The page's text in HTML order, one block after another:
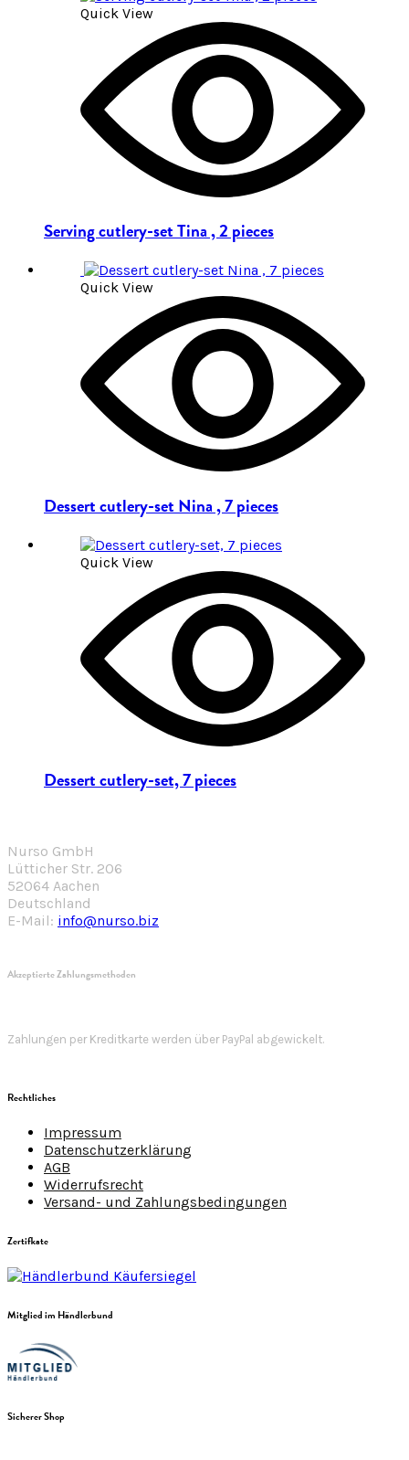
Quick View
Serving cutlery-set Tina , 2 pieces
Quick View
Dessert cutlery-set Nina , 7 pieces
Quick View
Dessert cutlery-set, 7 pieces
Nurso GmbH
Lütticher Str. 206
52064 Aachen
Deutschland
E-Mail: info@nurso.biz
Akzeptierte Zahlungsmethoden
Zahlungen per Kreditkarte werden über PayPal abgewickelt.
Rechtliches
Impressum
Datenschutzerklärung
AGB
Widerrufsrecht
Versand- und Zahlungsbedingungen
Zertifkate
Mitglied im Händlerbund
Sicherer Shop